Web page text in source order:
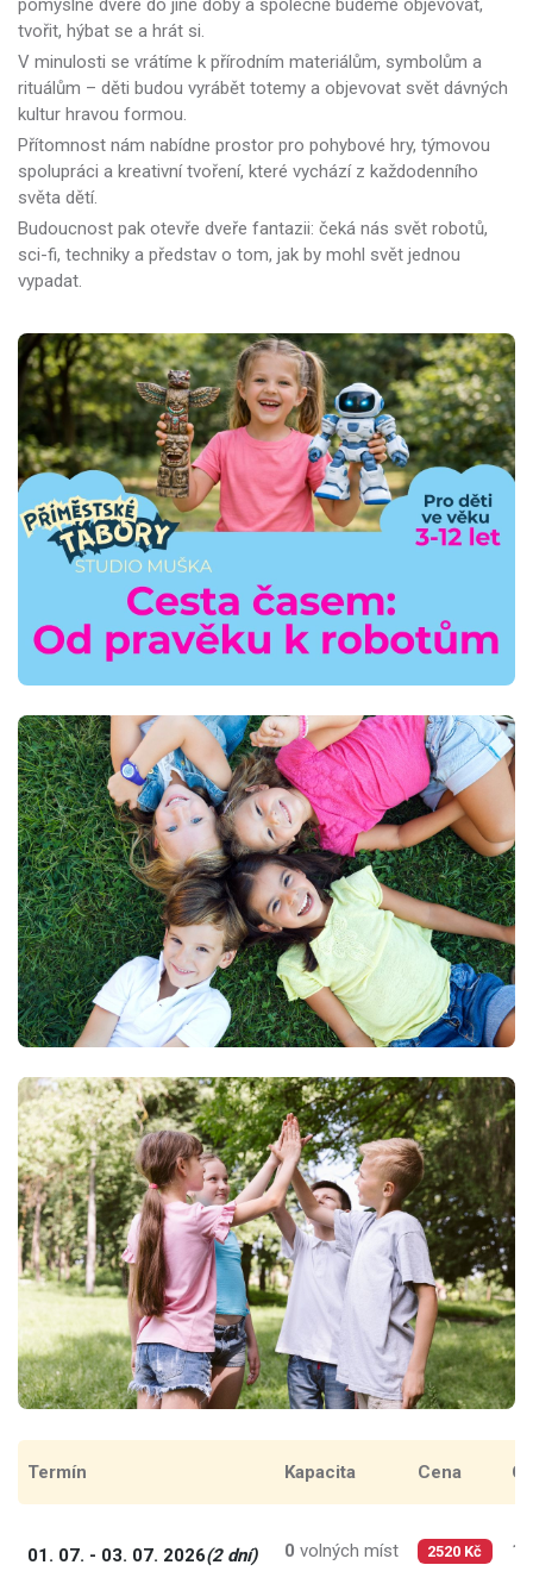
pomyslné dveře do jiné doby a společně budeme objevovat,
tvořit, hýbat se a hrát si.
V minulosti se vrátíme k přírodním materiálům, symbolům a
rituálům – děti budou vyrábět totemy a objevovat svět dávných
kultur hravou formou.
Přítomnost nám nabídne prostor pro pohybové hry, týmovou
spolupráci a kreativní tvoření, které vychází z každodenního
světa dětí.
Budoucnost pak otevře dveře fantazii: čeká nás svět robotů,
sci-fi, techniky a představ o tom, jak by mohl svět jednou
vypadat.
Termín Kapacita Cena
01. 07. - 03. 07. 2026(2 dní) 0 volných míst 2520 Kč